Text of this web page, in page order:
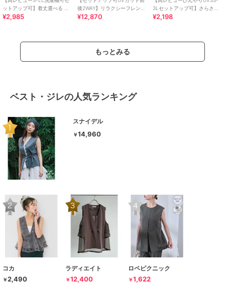
ットアップ可】着丈選べる 軽
凛(かろりん) ひんやりフラップ
¥2,985
後2WAY】リラクシーフレンチ
スリーブブラウス
¥12,870
3Lセットアップ可】さらさら
ぷるん イージーテーパードパ
¥2,198
もっとみる
ベスト・ジレの人気ランキング
スナイデル
￥14,960
コカ
￥2,490
ラディエイト
￥12,400
ロペピクニック
￥1,622